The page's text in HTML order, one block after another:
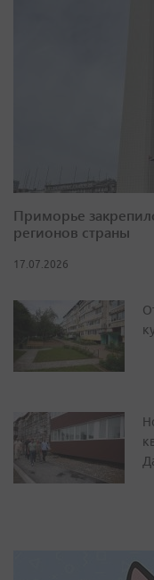
Приморье
регионов страны
17.07.2026